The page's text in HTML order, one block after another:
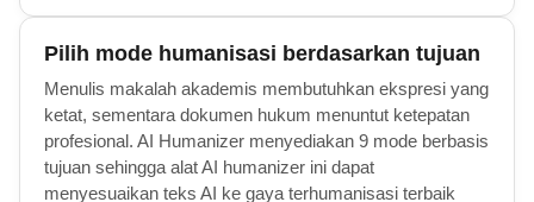
Pilih mode humanisasi berdasarkan tujuan
Menulis makalah akademis membutuhkan ekspresi yang
ketat, sementara dokumen hukum menuntut ketepatan
profesional. AI Humanizer menyediakan 9 mode berbasis
tujuan sehingga alat AI humanizer ini dapat
menyesuaikan teks AI ke gaya terhumanisasi terbaik